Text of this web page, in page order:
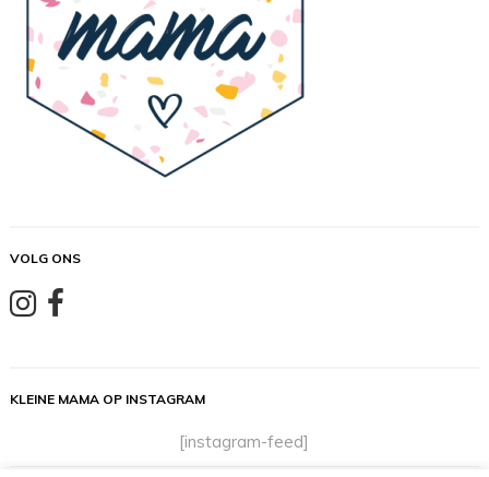
VOLG ONS
KLEINE MAMA OP INSTAGRAM
[instagram-feed]